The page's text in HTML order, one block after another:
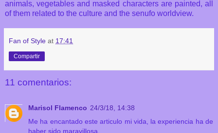
animals, vegetables and masked characters are painted, all
of them related to the culture and the senufo worldview.
Fan of Style at 17:41
Compartir
11 comentarios:
Marisol Flamenco 24/3/18, 14:38
Me ha encantado este articulo mi vida, la experiencia ha de
haber sido maravillosa.